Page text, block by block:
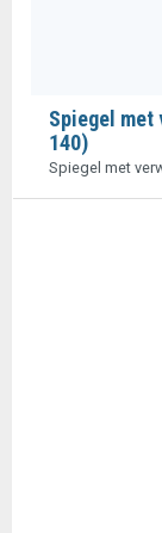
Spiegel met
140)
Spiegel met